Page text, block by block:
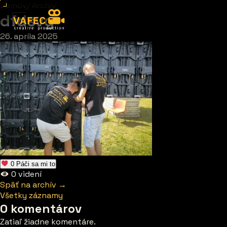
Domov Archív
dfdsvg
26. apríla 2025
0 Páči sa mi to
0 videní
Späť na archív →
Všetky záznamy
0 komentárov
Zatiaľ žiadne komentáre.